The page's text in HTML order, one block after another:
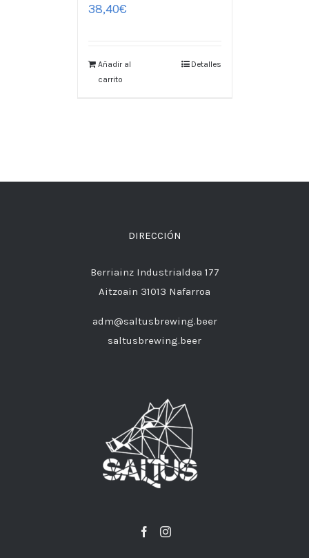
38,40€
Añadir al
carrito
Detalles
DIRECCIÓN
Berriainz Industrialdea 177
Aitzoain 31013 Nafarroa
adm@saltusbrewing.beer
saltusbrewing.beer